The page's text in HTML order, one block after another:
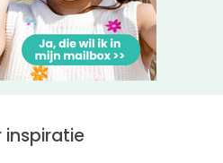
inspiratie